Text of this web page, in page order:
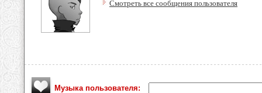
Смотреть все сообщения пользователя
Музыка пользователя: